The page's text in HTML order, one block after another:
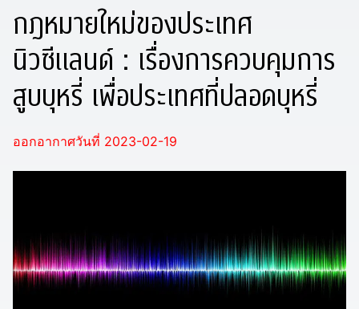
กฎหมายใหม่ของประเทศ
นิวซีแลนด์ : เรื่องการควบคุมการ
สูบบุหรี่ เพื่อประเทศที่ปลอดบุหรี่
ออกอากาศวันที่ 2023-02-19